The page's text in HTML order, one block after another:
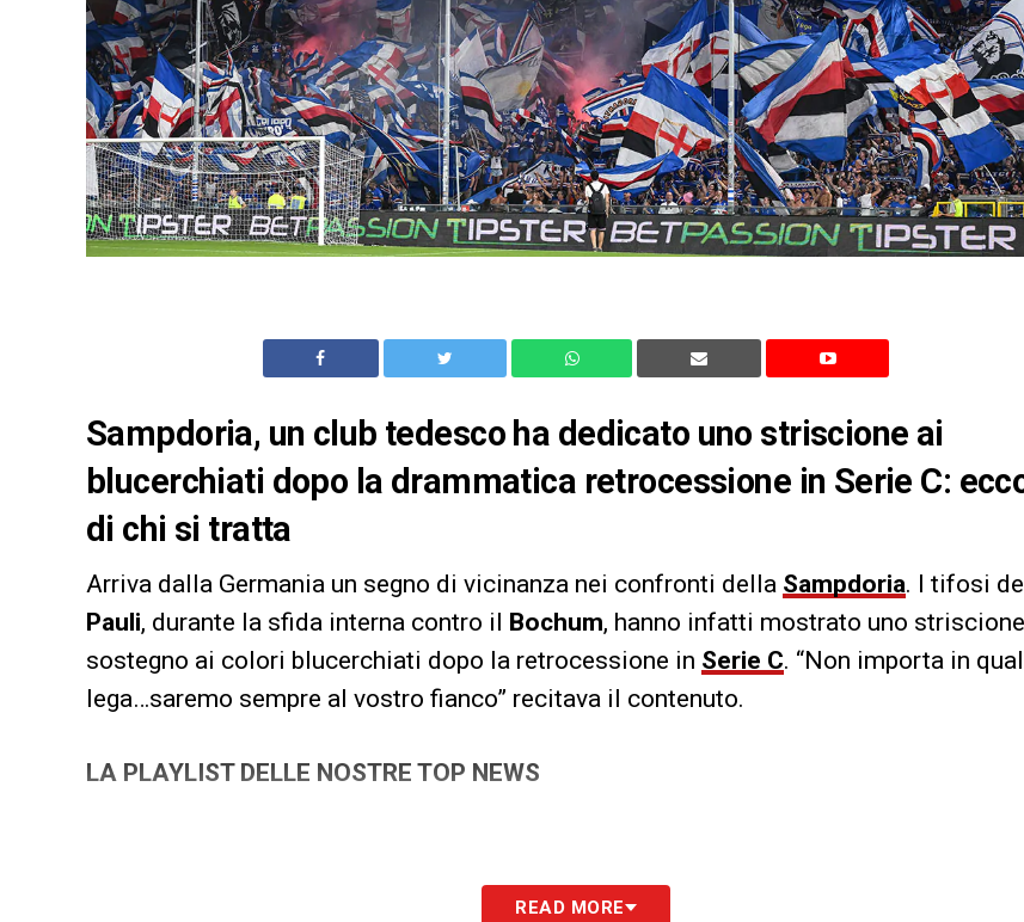
Sampdoria, un club tedesco ha dedicato uno striscione ai
blucerchiati dopo la drammatica retrocessione in Serie C:
di chi si tratta
Arriva dalla Germania un segno di vicinanza nei confronti della Sampdoria. I tifosi
Pauli, durante la sfida interna contro il Bochum, hanno infatti mostrato uno
sostegno ai colori blucerchiati dopo la retrocessione in Serie C. “Non importa in
lega…saremo sempre al vostro fianco” recitava il contenuto.
LA PLAYLIST DELLE NOSTRE TOP NEWS
READ MORE